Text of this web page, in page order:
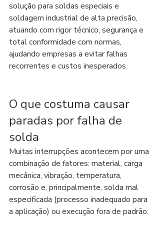
solução para soldas especiais e
soldagem industrial de alta precisão,
atuando com rigor técnico, segurança e
total conformidade com normas,
ajudando empresas a evitar falhas
recorrentes e custos inesperados.
O que costuma causar
paradas por falha de
solda
Muitas interrupções acontecem por uma
combinação de fatores: material, carga
mecânica, vibração, temperatura,
corrosão e, principalmente, solda mal
especificada (processo inadequado para
a aplicação) ou execução fora de padrão.